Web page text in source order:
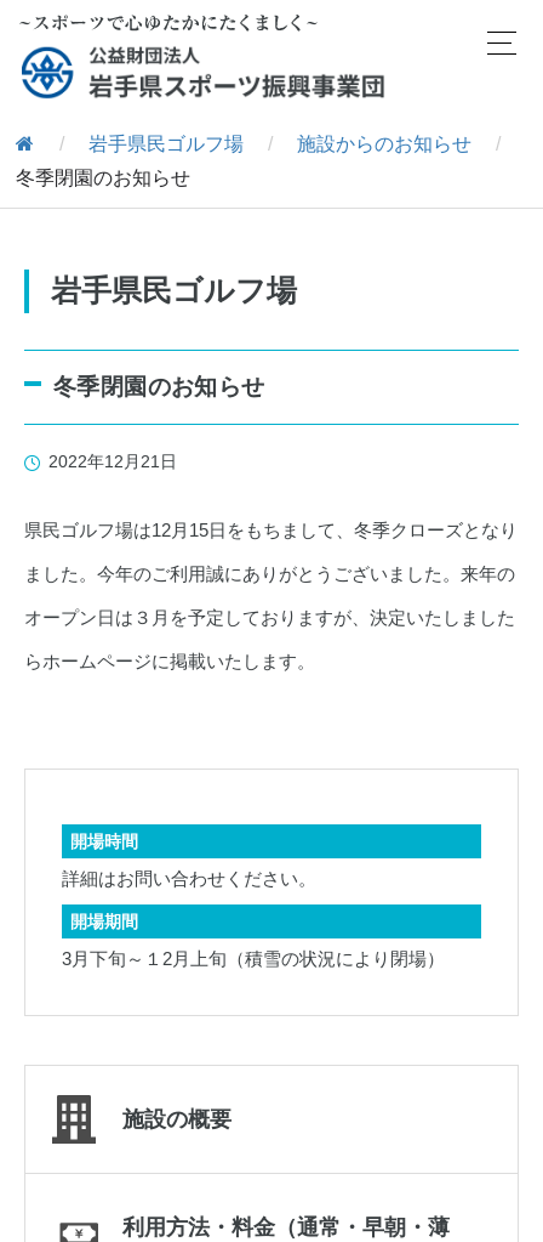
/ 岩手県民ゴルフ場 / 施設からのお知らせ
/
冬季閉園のお知らせ
岩手県民ゴルフ場
冬季閉園のお知らせ
2022年12月21日
県民ゴルフ場は12月15日をもちまして、冬季クローズとなり
ました。今年のご利用誠にありがとうございました。来年の
オープン日は３月を予定しておりますが、決定いたしました
らホームページに掲載いたします。
開場時間
詳細はお問い合わせください。
開場期間
3月下旬～１2月上旬（積雪の状況により閉場）
施設の概要
利用方法・料金（通常・早朝・薄